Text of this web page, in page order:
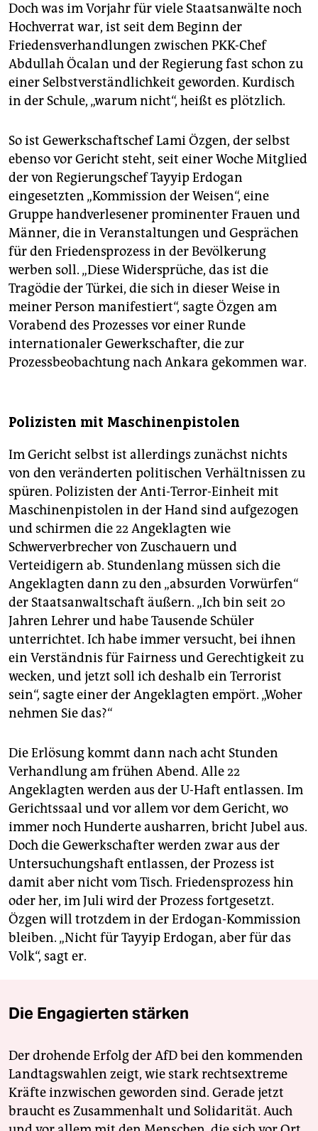
Doch was im Vorjahr für viele Staatsanwälte noch
Hochverrat war, ist seit dem Beginn der
Friedensverhandlungen zwischen PKK-Chef
Abdullah Öcalan und der Regierung fast schon zu
einer Selbstverständlichkeit geworden. Kurdisch
in der Schule, „warum nicht“, heißt es plötzlich.
So ist Gewerkschaftschef Lami Özgen, der selbst
ebenso vor Gericht steht, seit einer Woche Mitglied
der von Regierungschef Tayyip Erdogan
eingesetzten „Kommission der Weisen“, eine
Gruppe handverlesener prominenter Frauen und
Männer, die in Veranstaltungen und Gesprächen
für den Friedensprozess in der Bevölkerung
werben soll. „Diese Widersprüche, das ist die
Tragödie der Türkei, die sich in dieser Weise in
meiner Person manifestiert“, sagte Özgen am
Vorabend des Prozesses vor einer Runde
internationaler Gewerkschafter, die zur
Prozessbeobachtung nach Ankara gekommen war.
Polizisten mit Maschinenpistolen
Im Gericht selbst ist allerdings zunächst nichts
von den veränderten politischen Verhältnissen zu
spüren. Polizisten der Anti-Terror-Einheit mit
Maschinenpistolen in der Hand sind aufgezogen
und schirmen die 22 Angeklagten wie
Schwerverbrecher von Zuschauern und
Verteidigern ab. Stundenlang müssen sich die
Angeklagten dann zu den „absurden Vorwürfen“
der Staatsanwaltschaft äußern. „Ich bin seit 20
Jahren Lehrer und habe Tausende Schüler
unterrichtet. Ich habe immer versucht, bei ihnen
ein Verständnis für Fairness und Gerechtigkeit zu
wecken, und jetzt soll ich deshalb ein Terrorist
sein“, sagte einer der Angeklagten empört. „Woher
nehmen Sie das?“
Die Erlösung kommt dann nach acht Stunden
Verhandlung am frühen Abend. Alle 22
Angeklagten werden aus der U-Haft entlassen. Im
Gerichtssaal und vor allem vor dem Gericht, wo
immer noch Hunderte ausharren, bricht Jubel aus.
Doch die Gewerkschafter werden zwar aus der
Untersuchungshaft entlassen, der Prozess ist
damit aber nicht vom Tisch. Friedensprozess hin
oder her, im Juli wird der Prozess fortgesetzt.
Özgen will trotzdem in der Erdogan-Kommission
bleiben. „Nicht für Tayyip Erdogan, aber für das
Volk“, sagt er.
Die Engagierten stärken
Der drohende Erfolg der AfD bei den kommenden
Landtagswahlen zeigt, wie stark rechtsextreme
Kräfte inzwischen geworden sind. Gerade jetzt
braucht es Zusammenhalt und Solidarität. Auch